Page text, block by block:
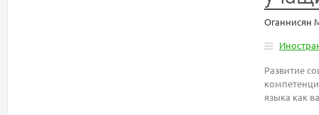
Оганнисян
Развитие
языка как